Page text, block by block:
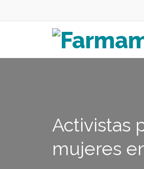
Activistas
mujeres